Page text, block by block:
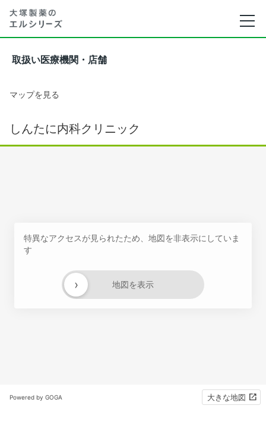
取扱い医療機関・店舗
マップを見る
しんたに内科クリニック
特異なアクセスが見られたため、地図を非表示にしていま
す
地図を表示
›
Powered by GOGA 大きな地図